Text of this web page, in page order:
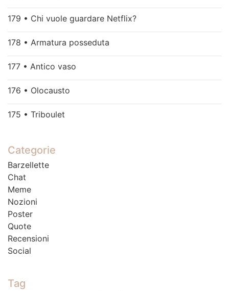
179 • Chi vuole guardare Netflix?
178 • Armatura posseduta
177 • Antico vaso
176 • Olocausto
175 • Triboulet
Categorie
Barzellette
Chat
Meme
Nozioni
Poster
Quote
Recensioni
Social
Tag